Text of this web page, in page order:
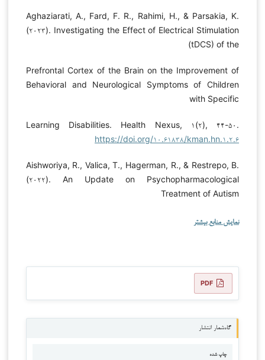
Aghaziarati, A., Fard, F. R., Rahimi, H., & Parsakia, K.
(۲۰۲۳). Investigating the Effect of Electrical Stimulation
(tDCS) of the
Prefrontal Cortex of the Brain on the Improvement of
Behavioral and Neurological Symptoms of Children
with Specific
Learning Disabilities. Health Nexus, ۱(۲), ۴۴-۵۰.
https://doi.org/۱۰.۶۱۸۳۸/kman.hn.۱.۲.۶
Aishworiya, R., Valica, T., Hagerman, R., & Restrepo, B.
(۲۰۲۲). An Update on Psychopharmacological
Treatment of Autism
نمایش منابع بیشتر
PDF
گاه‌شمار انتشار
چاپ شده